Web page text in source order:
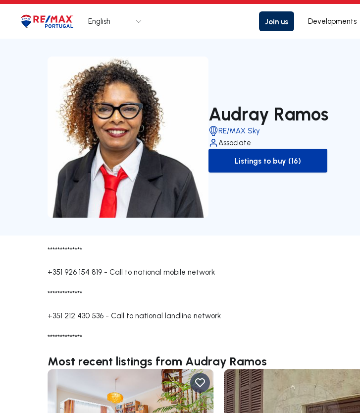
Logo Go to homepage
English Join us Developments
Audray Ramos
RE/MAX Sky
Associate
to-buy-listing
Listings to buy (16)
**************
+351 926 154 819 - Call to national mobile network
**************
+351 212 430 536 - Call to national landline network
**************
Most recent listings from Audray Ramos